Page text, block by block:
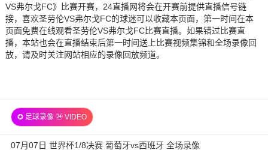
VS弗尔戈FC》比赛开赛，24直播网将会在开赛前提供直播信号链
接，喜欢圣劳伦VS弗尔戈FC的球迷可以收藏本页面，第一时间在本
页面免费在线观看圣劳伦VS弗尔戈FC比赛直播。如果错过比赛直
播，本站也会在直播结束后第一时间送上比赛视频集锦和全场录像回
放，请及时关注网站相应的录像回放频道。
✪ 足球录像 ㉔ VIDEO
07月07日 世界杯1/8决赛 葡萄牙vs西班牙 全场录像